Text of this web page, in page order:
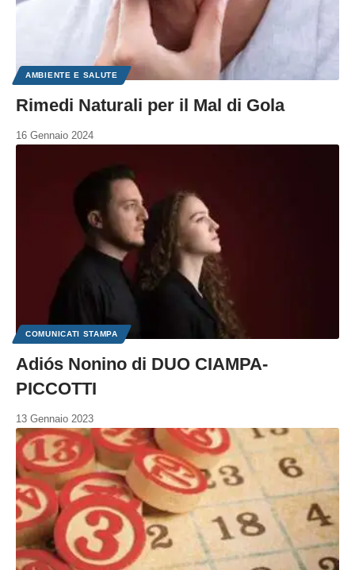
AMBIENTE E SALUTE
Rimedi Naturali per il Mal di Gola
16 Gennaio 2024
COMUNICATI STAMPA
Adiós Nonino di DUO CIAMPA-
PICCOTTI
13 Gennaio 2023